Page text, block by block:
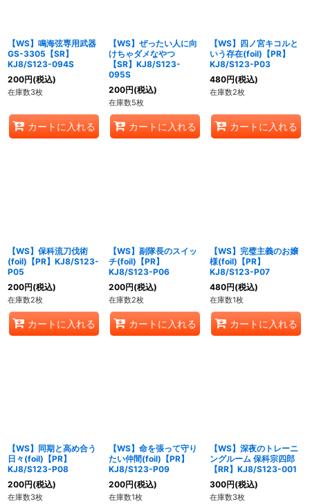
【WS】鳴海弦専用武器
GS-3305【SR】
KJ8/S123-094S
200円(税込)
在庫数3枚
カートに入れる
【WS】ぜったい人に向
けちゃダメなやつ
【SR】KJ8/S123-
095S
200円(税込)
在庫数5枚
カートに入れる
【WS】四ノ宮キコルと
いう存在(foil)【PR】
KJ8/S123-P03
480円(税込)
在庫数2枚
カートに入れる
【WS】保科流刀伐術
(foil)【PR】KJ8/S123-
P05
200円(税込)
在庫数2枚
カートに入れる
【WS】副隊長のスイッ
チ(foil)【PR】
KJ8/S123-P06
200円(税込)
在庫数2枚
カートに入れる
【WS】完璧主義のお嬢
様(foil)【PR】
KJ8/S123-P07
480円(税込)
在庫数1枚
カートに入れる
【WS】同期と高め合う
日々(foil)【PR】
KJ8/S123-P08
200円(税込)
在庫数3枚
【WS】命を張って守り
たい仲間(foil)【PR】
KJ8/S123-P09
200円(税込)
在庫数1枚
【WS】深夜のトレーニ
ングルーム 保科宗四郎
【RR】KJ8/S123-001
300円(税込)
在庫数3枚